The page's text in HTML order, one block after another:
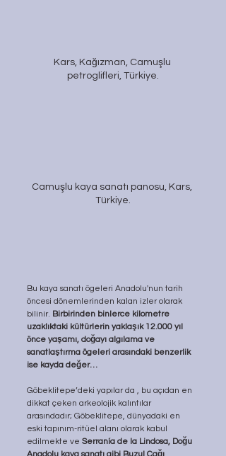
Kars, Kağızman, Camuşlu
petroglifleri, Türkiye.
Camuşlu kaya sanatı panosu, Kars,
Türkiye.
Bu kaya sanatı ögeleri Anadolu'nun tarih
öncesi dönemlerinden kalan izler olarak
bilinir. Birbirinden binlerce kilometre
uzaklıktaki kültürlerin yaklaşık 12.000 yıl
önce yaşamı, doğayı algılama ve
sanatlaştırma ögeleri arasındaki benzerlik
ise kayda değer…
Göbeklitepe’deki yapılar da , bu açıdan en
dikkat çeken arkeolojik kalıntılar
arasındadır; Göbeklitepe, dünyadaki en
eski tapınım-ritüel alanı olarak kabul
edilmekte ve Serranía de la Lindosa, Doğu
Anadolu kaya sanatı gibi Buzul Çağı